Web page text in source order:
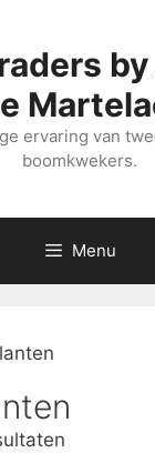
by
ervaring van
boomkwekers.
Menu